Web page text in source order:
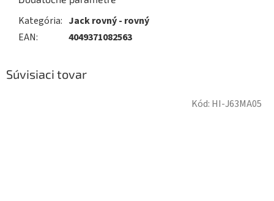
Kategória: Jack rovný - rovný
EAN: 4049371082563
Súvisiaci tovar
Kód: HI-J63MA05